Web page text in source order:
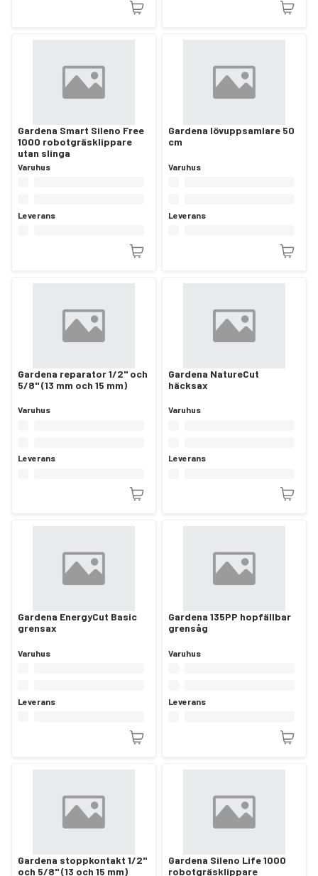
Gardena Smart Sileno Free
1000 robotgräsklippare
utan slinga
Varuhus
Leverans
Gardena lövuppsamlare 50
cm
Varuhus
Leverans
Gardena reparator 1/2" och
5/8" (13 mm och 15 mm)
Varuhus
Leverans
Gardena NatureCut
häcksax
Varuhus
Leverans
Gardena EnergyCut Basic
grensax
Varuhus
Leverans
Gardena 135PP hopfällbar
grensåg
Varuhus
Leverans
Gardena stoppkontakt 1/2"
och 5/8" (13 och 15 mm)
Gardena Sileno Life 1000
robotgräsklippare